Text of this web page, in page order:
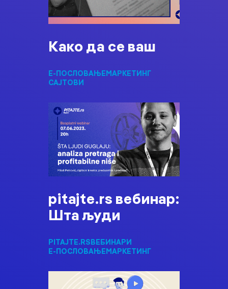
Како да се ваш
Е-ПОСЛОВАЊЕМАРКЕТИНГ
САЈТОВИ
pitajte.rs вебинар:
Шта људи
PITAJTE.RSВЕБИНАРИ
Е-ПОСЛОВАЊЕМАРКЕТИНГ